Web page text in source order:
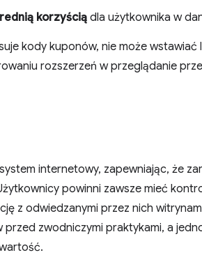
korzyścią dla użytkownika w
kody kuponów, nie może wstawiać
rozszerzeń w przeglądanie
internetowy, zapewniając, że
powinni zawsze mieć
z odwiedzanymi przez nich
zwodniczymi praktykami, a